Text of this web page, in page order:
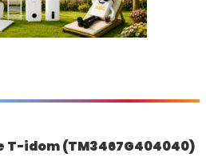
T-idom (TM3467G404040)